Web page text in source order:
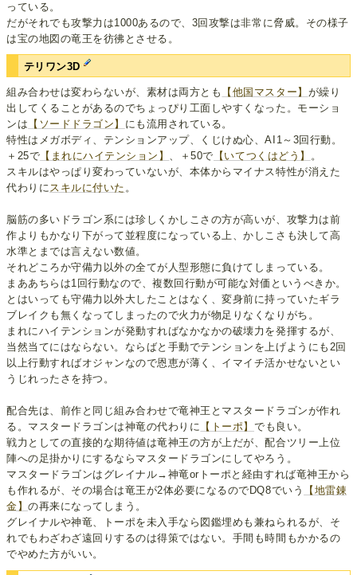
っている。
だがそれでも攻撃力は1000あるので、3回攻撃は非常に脅威。その様子
は宝の地図の竜王を彷彿とさせる。
テリワン3D
組み合わせは変わらないが、素材は両方とも 【他国マスター】 が繰り
出してくることがあるのでちょっぴり工面しやすくなった。モーショ
ンは 【ソードドラゴン】 にも流用されている。
特性はメガボディ、テンションアップ、くじけぬ心、AI1～3回行動。
＋25で 【まれにハイテンション】 、＋50で 【いてつくはどう】 。
スキルはやっぱり変わっていないが、本体からマイナス特性が消えた
代わりにスキルに付いた 。
脳筋の多いドラゴン系には珍しくかしこさの方が高いが、攻撃力は前
作よりもかなり下がって並程度になっている上、かしこさも決して高
水準とまでは言えない数値。
それどころか守備力以外の全てが人型形態に負けてしまっている。
まああちらは1回行動なので、複数回行動が可能な対価というべきか。
とはいっても守備力以外大したことはなく、変身前に持っていたギラ
ブレイクも無くなってしまったので火力が物足りなくなりがち。
まれにハイテンションが発動すればなかなかの破壊力を発揮するが、
当然当てにはならない。ならばと手動でテンションを上げようにも2回
以上行動すればオジャンなので恩恵が薄く、イマイチ活かせないとい
うじれったさを持つ。
配合先は、前作と同じ組み合わせで竜神王とマスタードラゴンが作れ
る。マスタードラゴンは神竜の代わりに 【トーポ】 でも良い。
戦力としての直接的な期待値は竜神王の方が上だが、配合ツリー上位
陣への足掛かりにするならマスタードラゴンにしてやろう。
マスタードラゴンはグレイナル→神竜orトーポと経由すれば竜神王から
も作れるが、その場合は竜王が2体必要になるのでDQ8でいう
【地雷錬
金】の再来になってしまう。
グレイナルや神竜、トーポを未入手なら図鑑埋めも兼ねられるが、そ
れでもわざわざ遠回りするのは得策ではない。手間も時間もかかるの
でやめた方がいい。